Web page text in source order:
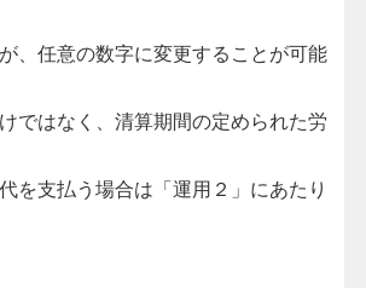
、任意の数字に変更することが可能
ではなく、清算期間の定められた労
を支払う場合は「運用２」にあたり